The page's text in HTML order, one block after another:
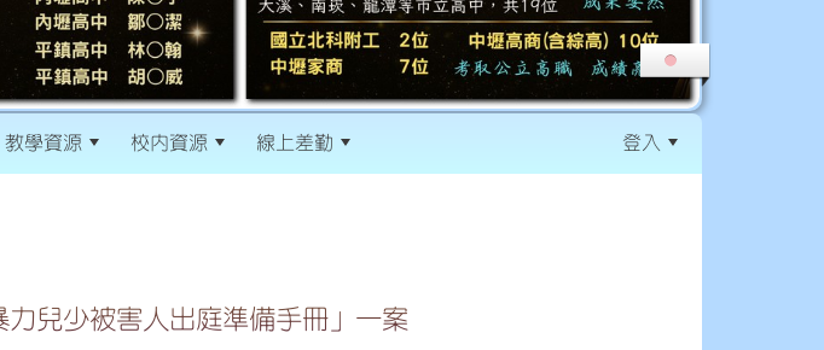
教學資源 校內資源 線上差勤 登入
兒少被害人出庭準備手冊」一案